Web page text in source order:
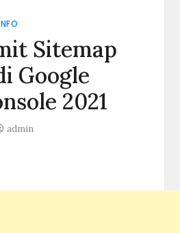
Sitemap
Google
2021
admin